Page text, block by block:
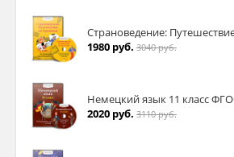
Страноведение:
1980 руб. 3040 руб.
Немецкий язык 11 класс
2020 руб. 3110 руб.